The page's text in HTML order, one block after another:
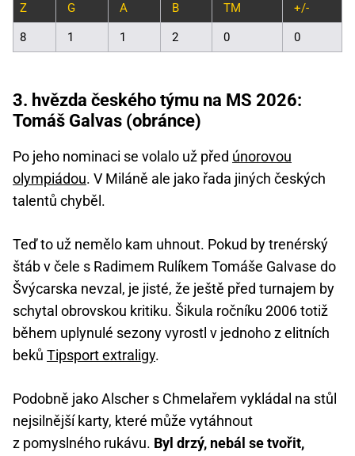
Z G A B TM +/-
8 1 1 2 0 0
3. hvězda českého týmu na MS 2026:
Tomáš Galvas (obránce)
Po jeho nominaci se volalo už před únorovou
olympiádou. V Miláně ale jako řada jiných českých
talentů chyběl.
Teď to už nemělo kam uhnout. Pokud by trenérský
štáb v čele s Radimem Rulíkem Tomáše Galvase do
Švýcarska nevzal, je jisté, že ještě před turnajem by
schytal obrovskou kritiku. Šikula ročníku 2006 totiž
během uplynulé sezony vyrostl v jednoho z elitních
beků Tipsport extraligy.
Podobně jako Alscher s Chmelařem vykládal na stůl
nejsilnější karty, které může vytáhnout
z pomyslného rukávu. Byl drzý, nebál se tvořit,